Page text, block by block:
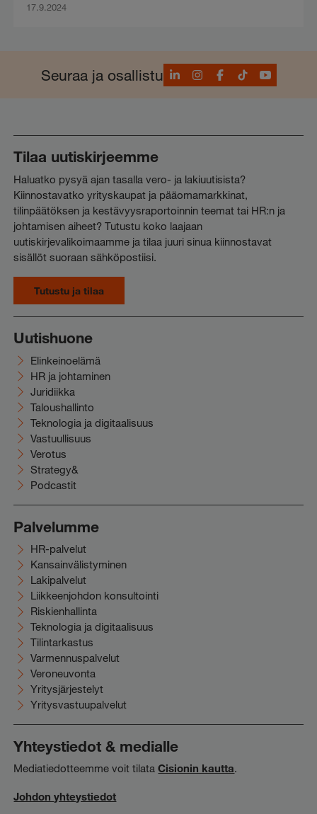
17.9.2024
Seuraa ja osallistuLinkedInInstagram
Facebook
TikTokYouTube
Tilaa uutiskirjeemme
Haluatko pysyä ajan tasalla vero- ja lakiuutisista?
Kiinnostavatko yrityskaupat ja pääomamarkkinat,
tilinpäätöksen ja kestävyysraportoinnin teemat tai HR:n ja
johtamisen aiheet? Tutustu koko laajaan
uutiskirjevalikoimaamme ja tilaa juuri sinua kiinnostavat
sisällöt suoraan sähköpostiisi.
Tutustu ja tilaa
Uutishuone
Elinkeinoelämä
HR ja johtaminen
Juridiikka
Taloushallinto
Teknologia ja digitaalisuus
Vastuullisuus
Verotus
Strategy&
Podcastit
Palvelumme
HR-palvelut
Kansainvälistyminen
Lakipalvelut
Liikkeenjohdon konsultointi
Riskienhallinta
Teknologia ja digitaalisuus
Tilintarkastus
Varmennuspalvelut
Veroneuvonta
Yritysjärjestelyt
Yritysvastuupalvelut
Yhteystiedot & medialle
Mediatiedotteemme voit tilataCisionin kautta.
Johdon yhteystiedot